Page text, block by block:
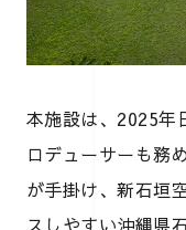
本施設は、2025年
ロデューサーも務
が手掛け、新石垣
スしやすい沖縄県